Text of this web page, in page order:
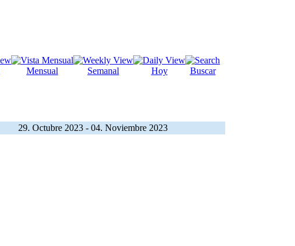
Mensual Semanal Hoy Buscar
29. Octubre 2023 - 04. Noviembre 2023